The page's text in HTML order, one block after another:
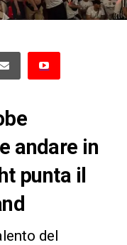
andare in
punta il
del